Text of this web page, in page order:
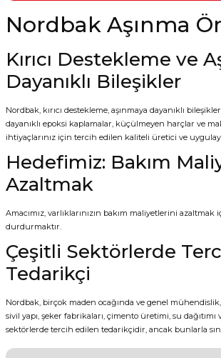
Nordbak Aşınma
Kırıcı Destekleme ve
Dayanıklı Bileşikler
Nordbak, kırıcı destekleme, aşınmaya dayanıklı
dayanıklı epoksi kaplamalar, küçülmeyen harçlar ve
ihtiyaçlarınız için tercih edilen kaliteli üretici ve
Hedefimiz: Bakım
Azaltmak
Amacımız, varlıklarınızın bakım maliyetlerini azaltmak
durdurmaktır.
Çeşitli Sektörlerde
Tedarikçi
Nordbak, birçok maden ocağında ve genel
sivil yapı, şeker fabrikaları, çimento üretimi, su dağıtımı
sektörlerde tercih edilen tedarikçidir, ancak bunlarla